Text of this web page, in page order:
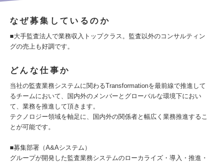
なぜ募集しているのか
■大手監査法人で業務収入トップクラス。監査以外のコンサルティン
グの売上も好調です。
どんな仕事か
当社の監査業務システムに関わるTransformationを最前線で推進して
るチームにおいて、国内外のメンバーとグローバルな環境下におい
て、業務を推進して頂きます。
テクノロジー領域を軸足に、国内外の関係者と幅広く業務推進するこ
とが可能です。
■募集部署（A&Aシステム）
グループが開発した監査業務システムのローカライズ・導入・推進・